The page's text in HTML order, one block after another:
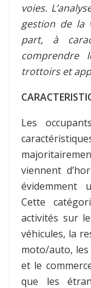
voies.
gestion de la
part, à
comprendre
trottoirs et
Les
viennent
évidemment
Cette
activités sur
véhicules, la
moto/auto,
et le
que les